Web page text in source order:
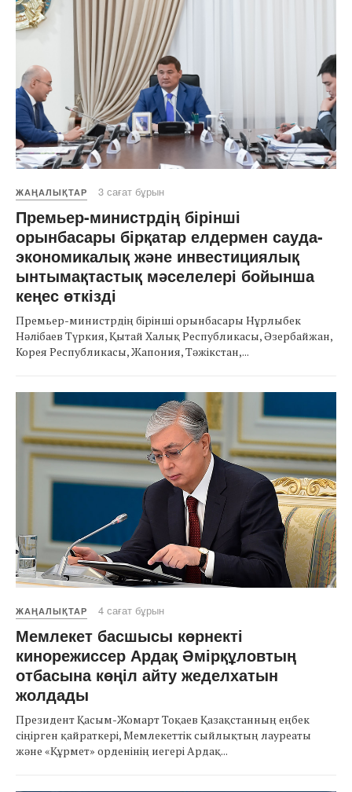
ЖАҢАЛЫҚТАР 3 сағат бұрын
Премьер-министрдің бірінші
орынбасары бірқатар елдермен сауда-
экономикалық және инвестициялық
ынтымақтастық мәселелері бойынша
кеңес өткізді
Премьер-министрдің бірінші орынбасары Нұрлыбек
Нәлібаев Түркия, Қытай Халық Республикасы, Әзербайжан,
Корея Республикасы, Жапония, Тәжікстан,...
ЖАҢАЛЫҚТАР 4 сағат бұрын
Мемлекет басшысы көрнекті
кинорежиссер Ардақ Әмірқұловтың
отбасына көңіл айту жеделхатын
жолдады
Президент Қасым-Жомарт Тоқаев Қазақстанның еңбек
сіңірген қайраткері, Мемлекеттік сыйлықтың лауреаты
және «Құрмет» орденінің иегері Ардақ...